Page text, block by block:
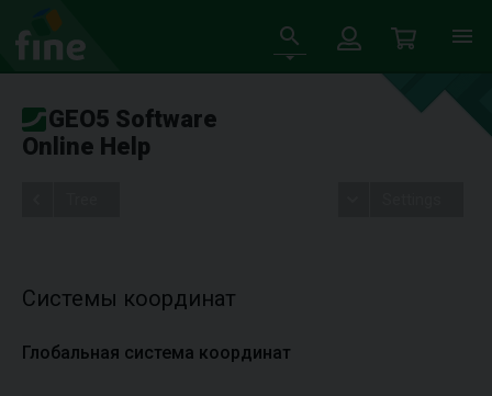
GEO5 Software
Online Help
Системы координат
Глобальная система координат